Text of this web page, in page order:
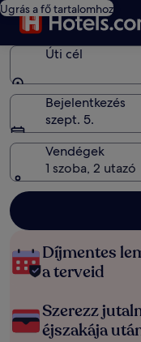
Ugrás a fő tartalomhoz
Úti cél
Úti cél
Bejelentkezés
szept. 5.
Vendégek
1 szoba, 2 utazó
Díjmentes
a terveid
Szerezz
éjszakája